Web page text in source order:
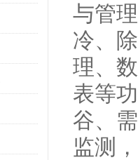
与管
冷、
理、
表等
谷、
监测 ，